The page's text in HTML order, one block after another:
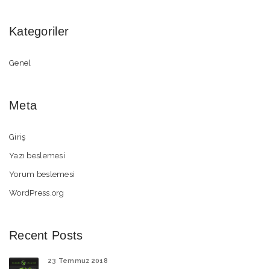
Kategoriler
Genel
Meta
Giriş
Yazı beslemesi
Yorum beslemesi
WordPress.org
Recent Posts
23 Temmuz 2018